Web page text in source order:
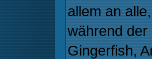
allem an
während
Gingerfish,